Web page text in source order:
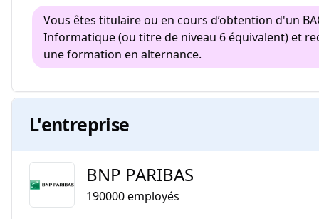
Vous êtes titulaire ou en cours d’obtention d'un
Informatique (ou titre de niveau 6 équivalent) et
une formation en alternance.
L'entreprise
BNP PARIBAS
190000employés